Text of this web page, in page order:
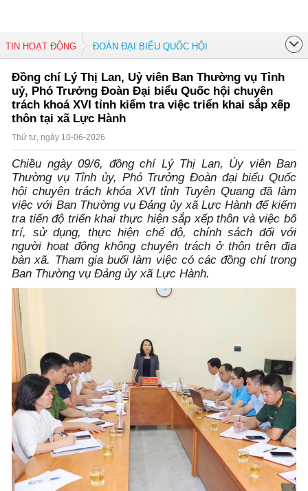
TIN HOẠT ĐỘNG ĐOÀN ĐẠI BIỂU QUỐC HỘI
Đồng chí Lý Thị Lan, Uỷ viên Ban Thường vụ Tỉnh
uỷ, Phó Trưởng Đoàn Đại biểu Quốc hội chuyên
trách khoá XVI tỉnh kiểm tra việc triển khai sắp xếp
thôn tại xã Lực Hành
Thứ tư, ngày 10-06-2026
Chiều ngày 09/6, đồng chí Lý Thị Lan, Ủy viên Ban
Thường vụ Tỉnh ủy, Phó Trưởng Đoàn đại biểu Quốc
hội chuyên trách khóa XVI tỉnh Tuyên Quang đã làm
việc với Ban Thường vụ Đảng ủy xã Lực Hành để kiểm
tra tiến độ triển khai thực hiện sắp xếp thôn và việc bố
trí, sử dụng, thực hiện chế độ, chính sách đối với
người hoạt động không chuyên trách ở thôn trên địa
bàn xã. Tham gia buổi làm việc có các đồng chí trong
Ban Thường vụ Đảng ủy xã Lực Hành.